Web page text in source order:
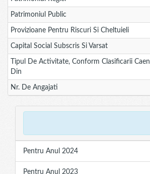
Patrimoniul Public
Provizioane Pentru Riscuri Si Cheltuieli
Capital Social Subscris Si Varsat
Tipul De Activitate, Conform Clasificarii Caen
Din
Nr. De Angajati
Pentru Anul 2024
Pentru Anul 2023